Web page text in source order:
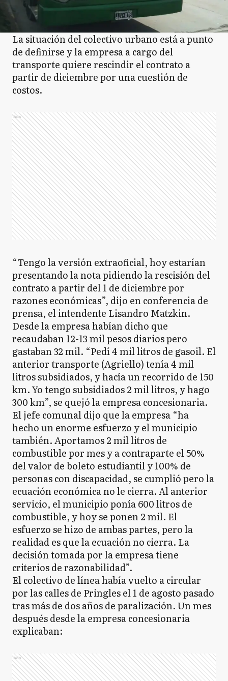
Coronel Rosales
CS Coronel Suarez
D Daireaux
D Dolores
E Ensenada
EE Esteban Echeverría
ED Exaltación de la Cruz
E Ezeiza
FV Florencio Varela
FA Florentino Ameghino
GA General Alvarado
GA General Alvear
GA General Arenales
GB General Belgrano
La situación del colectivo urbano está a punto
de definirse y la empresa a cargo del
transporte quiere rescindir el contrato a
partir de diciembre por una cuestión de
costos.
Ads
“Tengo la versión extraoficial, hoy estarían
presentando la nota pidiendo la rescisión del
contrato a partir del 1 de diciembre por
razones económicas”, dijo en conferencia de
prensa, el intendente Lisandro Matzkin.
Desde la empresa habían dicho que
recaudaban 12-13 mil pesos diarios pero
gastaban 32 mil. “Pedí 4 mil litros de gasoil. El
anterior transporte (Agriello) tenía 4 mil
litros subsidiados, y hacía un recorrido de 150
km. Yo tengo subsidiados 2 mil litros, y hago
300 km”, se quejó la empresa concesionaria.
El jefe comunal dijo que la empresa “ha
hecho un enorme esfuerzo y el municipio
también. Aportamos 2 mil litros de
combustible por mes y a contraparte el 50%
del valor de boleto estudiantil y 100% de
personas con discapacidad, se cumplió pero la
ecuación económica no le cierra. Al anterior
servicio, el municipio ponía 600 litros de
combustible, y hoy se ponen 2 mil. El
esfuerzo se hizo de ambas partes, pero la
realidad es que la ecuación no cierra. La
decisión tomada por la empresa tiene
criterios de razonabilidad”.
El colectivo de línea había vuelto a circular
por las calles de Pringles el 1 de agosto pasado
tras más de dos años de paralización. Un mes
después desde la empresa concesionaria
explicaban:
Ads